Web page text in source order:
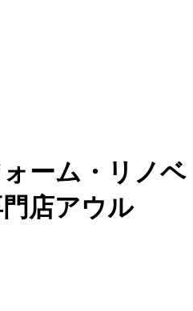
ーム・リノベ
店アウル